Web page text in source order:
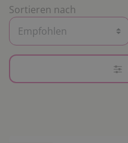
Sortieren nach